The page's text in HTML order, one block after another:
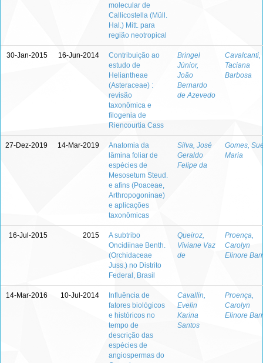
molecular de
Callicostella (Müll.
Hal.) Mitt. para
região neotropical
30-Jan-2015 16-Jun-2014
Contribuição ao
estudo de
Heliantheae
(Asteraceae) :
revisão
taxonômica e
filogenia de
Riencourtia Cass
Bringel
Júnior,
João
Bernardo
de Azevedo
Cavalcanti,
Taciana
Barbosa
27-Dez-2019 14-Mar-2019
Anatomia da
lâmina foliar de
espécies de
Mesosetum Steud.
e afins (Poaceae,
Arthropogoninae)
e aplicações
taxonômicas
Silva, José
Geraldo
Felipe da
Gomes,
Maria
16-Jul-2015 2015
A subtribo
Oncidiinae Benth.
(Orchidaceae
Juss.) no Distrito
Federal, Brasil
Queiroz,
Viviane Vaz
de
Proença,
Carolyn
Elinore
14-Mar-2016 10-Jul-2014
Influência de
fatores biológicos
e históricos no
tempo de
descrição das
espécies de
angiospermas do
Cavallin,
Evelin
Karina
Santos
Proença,
Carolyn
Elinore